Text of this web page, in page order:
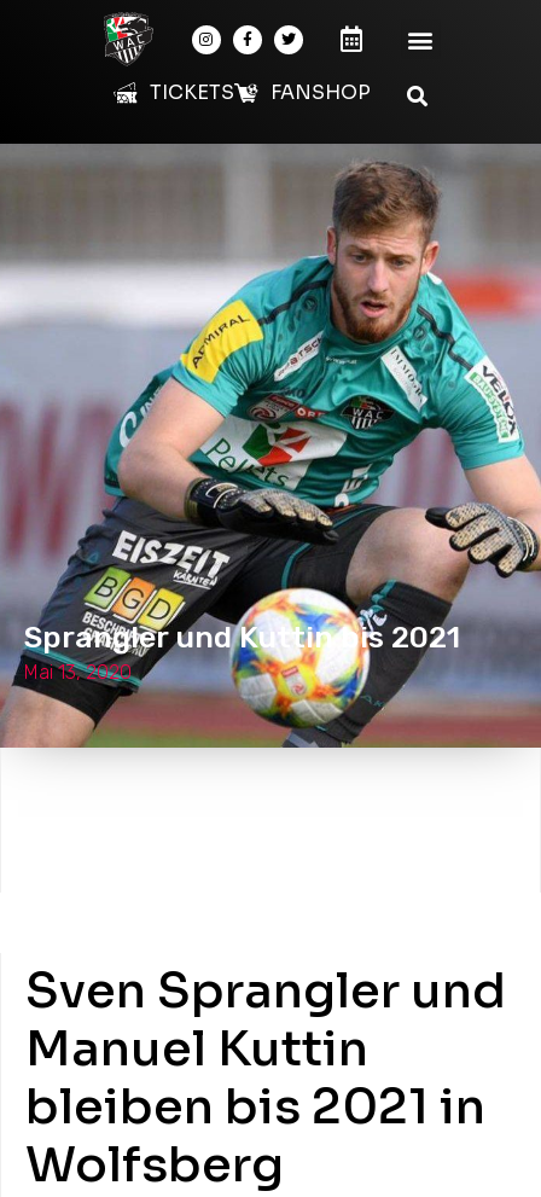
TICKETS FANSHOP
Sprangler und Kuttin bis 2021
Mai 13, 2020
Sven Sprangler und
Manuel Kuttin
bleiben bis 2021 in
Wolfsberg